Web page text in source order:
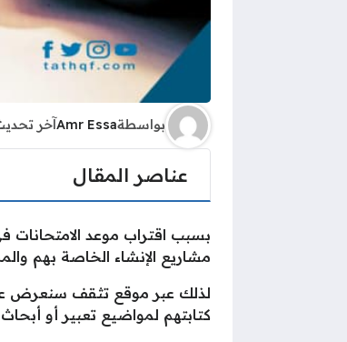
بواسطةAmr Essaآخر
عناصر المقال
بسبب اقتراب موعد
مشاريع الإنشاء الخاصة بهم
لذلك عبر موقع تثقف سنعرض
كتابتهم لمواضيع تعبير أو